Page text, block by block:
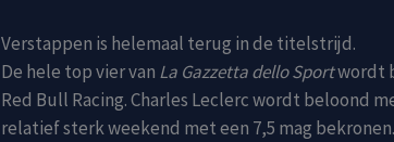
Verstappen is helemaal terug in de titelstrijd.
De hele top vier van La Gazzetta dello Sportwordt
Red Bull Racing. Charles Leclerc wordt beloond
relatief sterk weekend met een 7,5 mag